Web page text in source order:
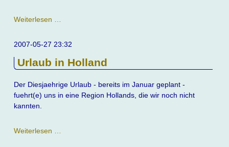
Weiterlesen …
2007-05-27 23:32
Urlaub in Holland
Der Diesjaehrige Urlaub - bereits im Januar geplant -
fuehrt(e) uns in eine Region Hollands, die wir noch nicht
kannten.
Weiterlesen …